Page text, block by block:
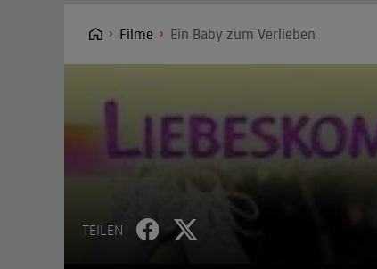
Filme Ein Baby zum Verlieben
TEILEN